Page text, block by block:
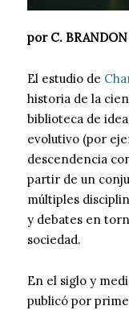
por C.
El estudio de
historia de la
biblioteca de
evolutivo (por
descendencia
partir de un
múltiples
y debates en
sociedad.
En el siglo y
publicó por